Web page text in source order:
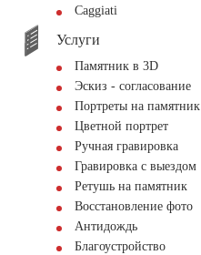
Сaggiati
Услуги
Памятник в 3D
Эскиз - согласование
Портреты на памятник
Цветной портрет
Ручная гравировка
Гравировка с выездом
Ретушь на памятник
Восстановление фото
Антидождь
Благоустройство